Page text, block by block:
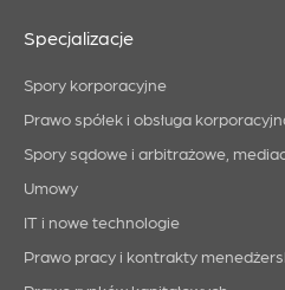
Specjalizacje
Spory korporacyjne
Prawo spółek i obsługa
Spory sądowe i arbitrażowe,
Umowy
IT i nowe technologie
Prawo pracy i kontrakty